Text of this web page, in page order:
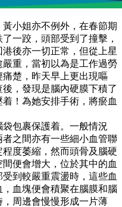
小姐亦不例外，在春節期
一跤，頭部受到了撞擊，
後亦一切正常，但從上星
重，當初以為是工作過勞
楚，昨天早上更出現嘔
，發現是腦內硬膜下積了
！為她安排手術，將瘀血
包裹保護着。一般情況
之間亦有一些細小血管聯
度萎縮，然而頭骨及腦硬
便會增大，位於其中的血
到較嚴重震盪時，這些血
血塊便會積聚在腦膜和腦
周邊會慢慢形成一片薄